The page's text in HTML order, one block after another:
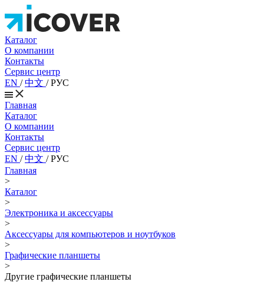
Каталог
О компании
Контакты
Сервис центр
EN /中文 /РУС
Главная
Каталог
О компании
Контакты
Сервис центр
EN /中文 /РУС
Главная
>
Каталог
>
Электроника и аксессуары
>
Аксессуары для компьютеров и ноутбуков
>
Графические планшеты
>
Другие графические планшеты